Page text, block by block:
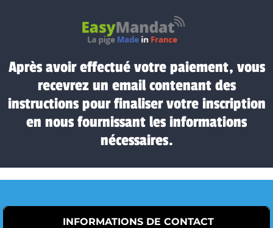
Après avoir effectué votre paiement, vous
recevrez un email contenant des
instructions pour finaliser votre inscription
en nous fournissant les informations
nécessaires.
INFORMATIONS DE CONTACT